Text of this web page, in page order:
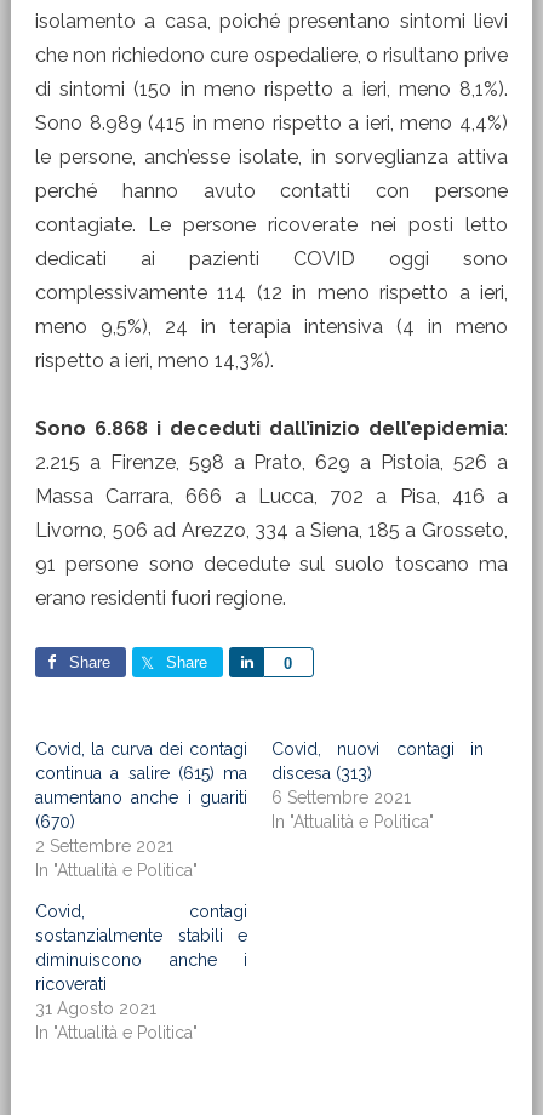
isolamento a casa, poiché presentano sintomi lievi
che non richiedono cure ospedaliere, o risultano prive
di sintomi (150 in meno rispetto a ieri, meno 8,1%).
Sono 8.989 (415 in meno rispetto a ieri, meno 4,4%)
le persone, anch’esse isolate, in sorveglianza attiva
perché hanno avuto contatti con persone
contagiate. Le persone ricoverate nei posti letto
dedicati ai pazienti COVID oggi sono
complessivamente 114 (12 in meno rispetto a ieri,
meno 9,5%), 24 in terapia intensiva (4 in meno
rispetto a ieri, meno 14,3%).
Sono 6.868 i deceduti dall’inizio dell’epidemia:
2.215 a Firenze, 598 a Prato, 629 a Pistoia, 526 a
Massa Carrara, 666 a Lucca, 702 a Pisa, 416 a
Livorno, 506 ad Arezzo, 334 a Siena, 185 a Grosseto,
91 persone sono decedute sul suolo toscano ma
erano residenti fuori regione.
Share Share 0
Share
Covid, la curva dei contagi
continua a salire (615) ma
aumentano anche i guariti
(670)
2 Settembre 2021
In "Attualità e Politica"
Covid, nuovi contagi in
discesa (313)
6 Settembre 2021
In "Attualità e Politica"
Covid, contagi
sostanzialmente stabili e
diminuiscono anche i
ricoverati
31 Agosto 2021
In "Attualità e Politica"